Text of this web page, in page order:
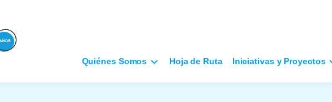
Quiénes Somos Hoja de Ruta Iniciativas y Proyectos